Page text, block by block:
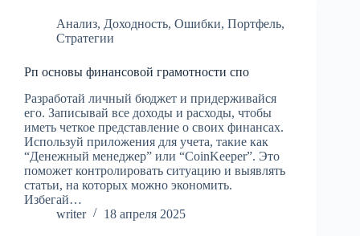
Анализ, Доходность, Ошибки, Портфель,
Стратегии
Рп основы финансовой грамотности спо
Разработай личный бюджет и придерживайся
его. Записывай все доходы и расходы, чтобы
иметь четкое представление о своих финансах.
Используй приложения для учета, такие как
“Денежный менеджер” или “CoinKeeper”. Это
поможет контролировать ситуацию и выявлять
статьи, на которых можно экономить.
Избегай…
writer
18 апреля 2025